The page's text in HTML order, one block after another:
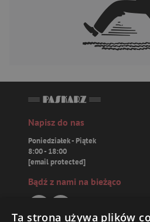
Napisz do nas
Poniedziałek - Piątek
8:00 - 18:00
[email protected]
Bądź z nami na bieżąco
Ta strona używa plików